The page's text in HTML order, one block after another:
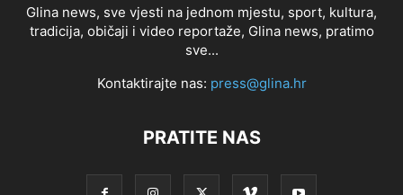
Glina news, sve vjesti na jednom mjestu, sport, kultura,
tradicija, običaji i video reportaže, Glina news, pratimo
sve...
Kontaktirajte nas: press@glina.hr
PRATITE NAS